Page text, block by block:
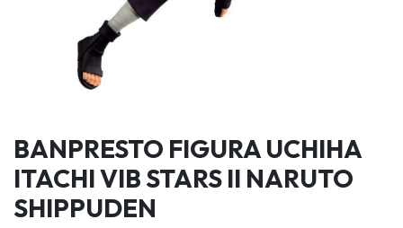
BANPRESTO FIGURA UCHIHA
ITACHI VIB STARS II NARUTO
SHIPPUDEN